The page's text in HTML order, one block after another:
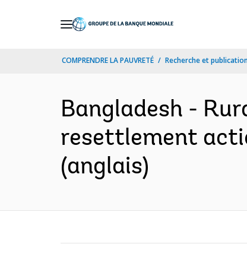
COMPRENDRE LA PAUVRETÉ Recherche et
Bangladesh -
resettlement
(anglais)